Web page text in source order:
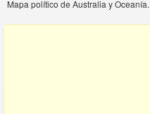
Mapa político de Australia y Oceanía.